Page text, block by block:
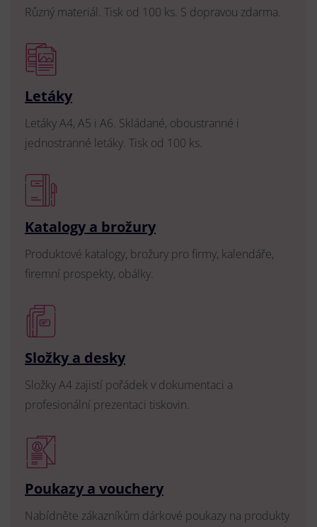
Různý materiál. Tisk od 100 ks. S dopravou zdarma.
Letáky
Letáky A4, A5 i A6. Skládané, oboustranné i
jednostranné letáky. Tisk od 100 ks.
Katalogy a brožury
Produktové katalogy, brožury pro firmy, kalendáře,
firemní prospekty, obálky.
Složky a desky
Složky A4 zajistí pořádek v dokumentaci a
profesionální prezentaci tiskovin.
Poukazy a vouchery
Nabídněte zákazníkům dárkové poukazy na produkty